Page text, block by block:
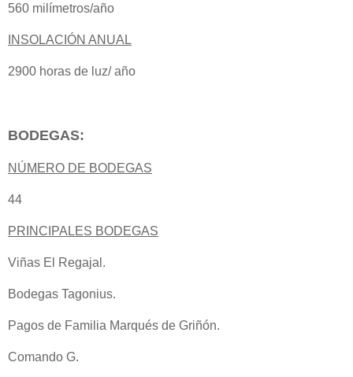
560 milímetros/año
INSOLACIÓN ANUAL
2900 horas de luz/ año
BODEGAS:
NÚMERO DE BODEGAS
44
PRINCIPALES BODEGAS
Viñas El Regajal.
Bodegas Tagonius.
Pagos de Familia Marqués de Griñón.
Comando G.